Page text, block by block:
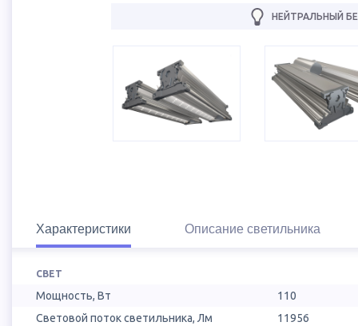
НЕЙТРАЛЬНЫЙ
Характеристики Описание светильника
СВЕТ
Мощность, Вт
110
Световой поток светильника, Лм
11956